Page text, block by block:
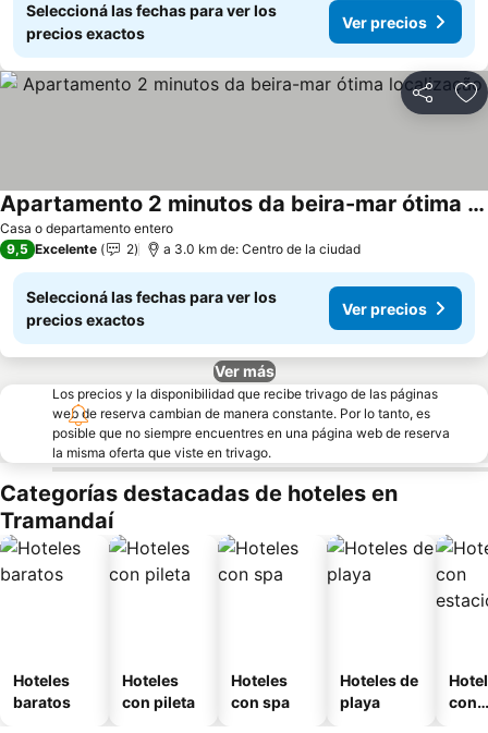
Seleccioná las fechas para ver los
precios exactos
Ver precios
Compartir
Casa o departamento entero
Apartamento 2 minutos da beira-mar ótima localização
9,5 Excelente 2 a 3.0 km de: Centro de la ciudad
Seleccioná las fechas para ver los
precios exactos
Ver precios
Ver más
Los precios y la disponibilidad que recibe trivago de las páginas
web de reserva cambian de manera constante. Por lo tanto, es
posible que no siempre encuentres en una página web de reserva
la misma oferta que viste en trivago.
Categorías destacadas de hoteles en
Tramandaí
Hoteles
baratos
Hoteles
con pileta
Hoteles
con spa
Hoteles de
playa
con